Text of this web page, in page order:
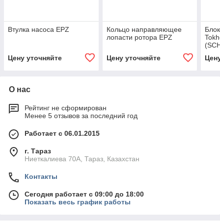
Втулка насоса EPZ
Цену уточняйте
Кольцо направляющее
лопасти ротора EPZ
Цену уточняйте
О нас
Рейтинг не сформирован
Менее 5 отзывов за последний год
Работает с 06.01.2015
г. Тараз
Ниеткалиева 70А, Тараз, Казахстан
Контакты
Сегодня работает с 09:00 до 18:00
Показать весь график работы